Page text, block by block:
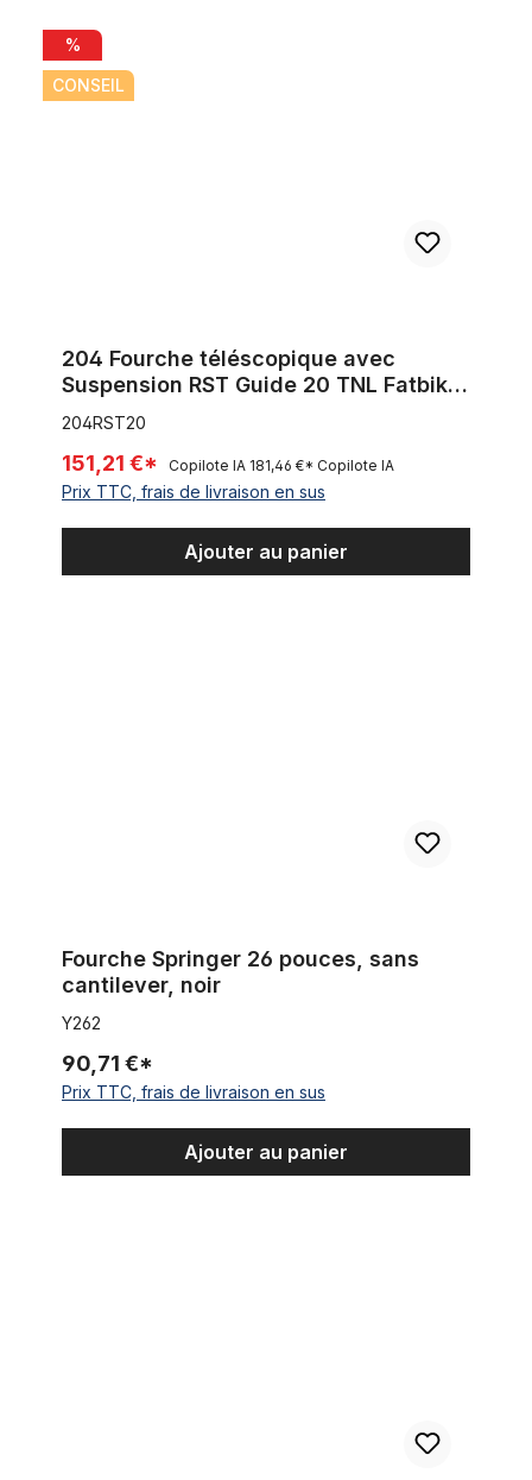
204 Fourche téléscopique avec Suspension RST Guide 20
%
CONSEIL
204 Fourche téléscopique avec
Suspension RST Guide 20 TNL Fatbike
1 1/8 Ahead pour frein à disque
204RST20
151,21 €* Copilote IA 181,46 €* Copilote IA
Prix TTC, frais de livraison en sus
Ajouter au panier
Fourche Springer 26 pouces, sans
cantilever, noir
Y262
90,71 €*
Prix TTC, frais de livraison en sus
Ajouter au panier